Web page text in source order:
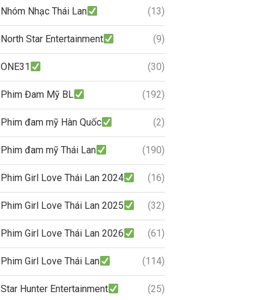
Nhóm Nhạc Thái Lan (13)
North Star Entertainment (9)
ONE31 (30)
Phim Đam Mỹ BL (192)
Phim đam mỹ Hàn Quốc (2)
Phim đam mỹ Thái Lan (190)
Phim Girl Love Thái Lan 2024 (16)
Phim Girl Love Thái Lan 2025 (32)
Phim Girl Love Thái Lan 2026 (61)
Phim Girl Love Thái Lan (114)
Star Hunter Entertainment (25)